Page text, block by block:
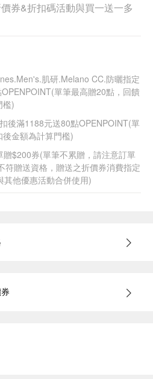
券&折扣碼活動與買一送一多
肌研.Melano CC.防曬指定
單筆最高贈20點，回饋
檻)
後滿1188元送80點OPENPOINT(單
金額為計算門檻)
$200券(單筆不累贈，請注意訂單
符贈送資格，贈送之折價券消費指定
他優惠活動合併使用)